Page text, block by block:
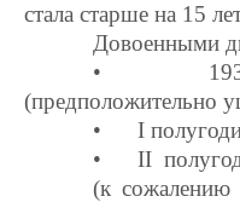
стала старше на 15
Довоенными
• 1939-
(предположительно
• I
• II
(к сожалению